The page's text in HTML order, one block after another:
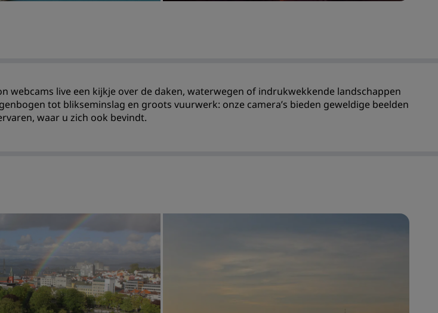
webcams live een kijkje over de daken, waterwegen of indrukwekkende landschappen
tot blikseminslag en groots vuurwerk: onze camera’s bieden geweldige beelden
waar u zich ook bevindt.